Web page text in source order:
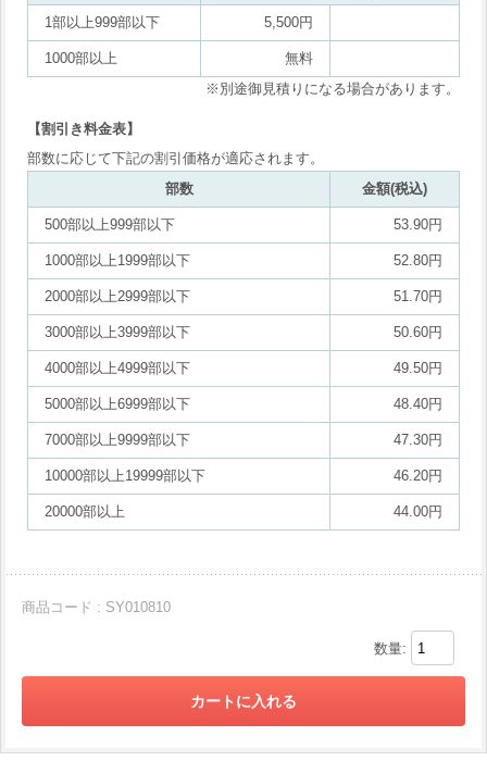
1部以上999部以下 5,500円
1000部以上
無料
※別途御見積りになる場合があります。
【割引き料金表】
部数に応じて下記の割引価格が適応されます。
部数
金額(税込)
500部以上999部以下 53.90円
1000部以上1999部以下 52.80円
2000部以上2999部以下 51.70円
3000部以上3999部以下 50.60円
4000部以上4999部以下 49.50円
5000部以上6999部以下 48.40円
7000部以上9999部以下 47.30円
10000部以上19999部以下 46.20円
20000部以上 44.00円
商品コード : SY010810
数量: